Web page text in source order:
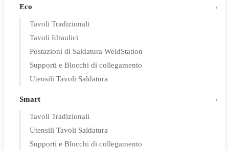
Eco
Tavoli Tradizionali
Tavoli Idraulici
Postazioni di Saldatura WeldStation
Supporti e Blocchi di collegamento
Utensili Tavoli Saldatura
Smart
Tavoli Tradizionali
Utensili Tavoli Saldatura
Supporti e Blocchi di collegamento